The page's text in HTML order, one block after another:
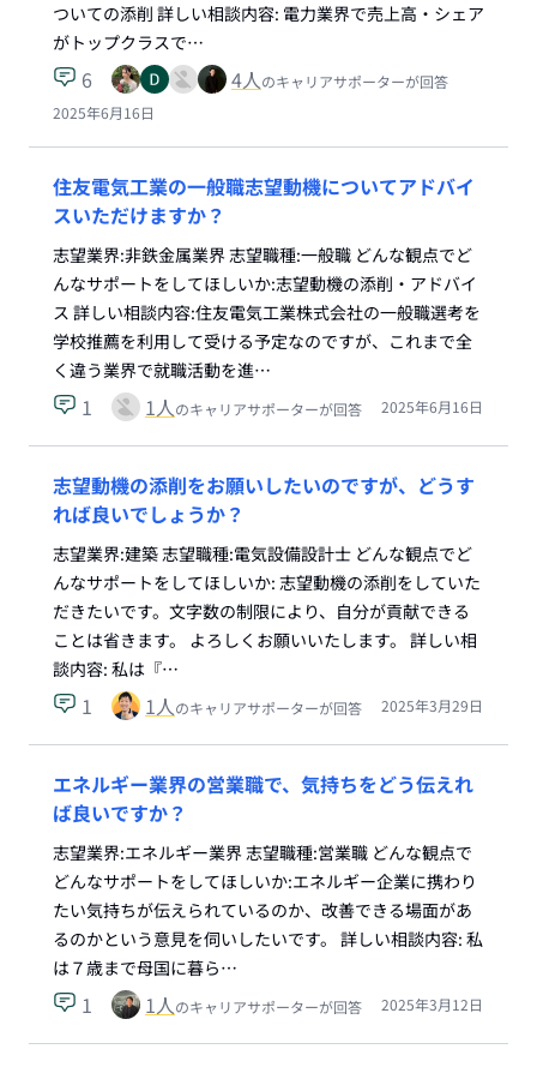
ついての添削 詳しい相談内容: 電力業界で売上高・シェア
がトップクラスで…
6 4人のキャリアサポーターが回答
2025年6月16日
住友電気工業の一般職志望動機についてアドバイ
スいただけますか？
志望業界:非鉄金属業界 志望職種:一般職 どんな観点でど
んなサポートをしてほしいか:志望動機の添削・アドバイ
ス 詳しい相談内容:住友電気工業株式会社の一般職選考を
学校推薦を利用して受ける予定なのですが、これまで全
く違う業界で就職活動を進…
1 1人のキャリアサポーターが回答 2025年6月16日
志望動機の添削をお願いしたいのですが、どうす
れば良いでしょうか？
志望業界:建築 志望職種:電気設備設計士 どんな観点でど
んなサポートをしてほしいか: 志望動機の添削をしていた
だきたいです。文字数の制限により、自分が貢献できる
ことは省きます。 よろしくお願いいたします。 詳しい相
談内容: 私は『…
1 1人のキャリアサポーターが回答 2025年3月29日
エネルギー業界の営業職で、気持ちをどう伝えれ
ば良いですか？
志望業界:エネルギー業界 志望職種:営業職 どんな観点で
どんなサポートをしてほしいか:エネルギー企業に携わり
たい気持ちが伝えられているのか、改善できる場面があ
るのかという意見を伺いしたいです。 詳しい相談内容: 私
は７歳まで母国に暮ら…
1 1人のキャリアサポーターが回答 2025年3月12日